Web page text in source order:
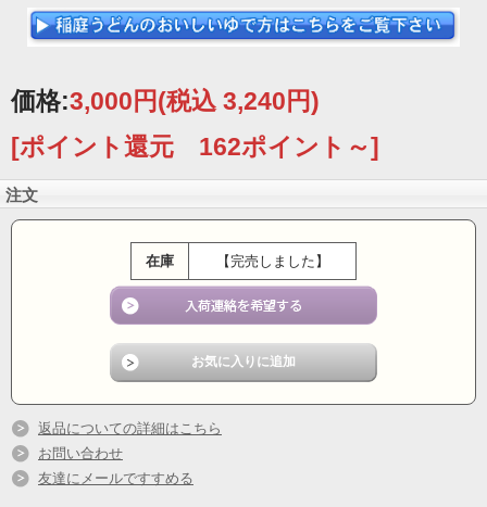
価格:3,000円(税込 3,240円)
[ポイント還元 162ポイント～]
注文
在庫 【完売しました】
返品についての詳細はこちら
お問い合わせ
友達にメールですすめる